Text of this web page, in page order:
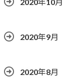
2020年9月
2020年8月